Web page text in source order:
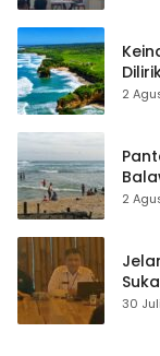
2
2
30